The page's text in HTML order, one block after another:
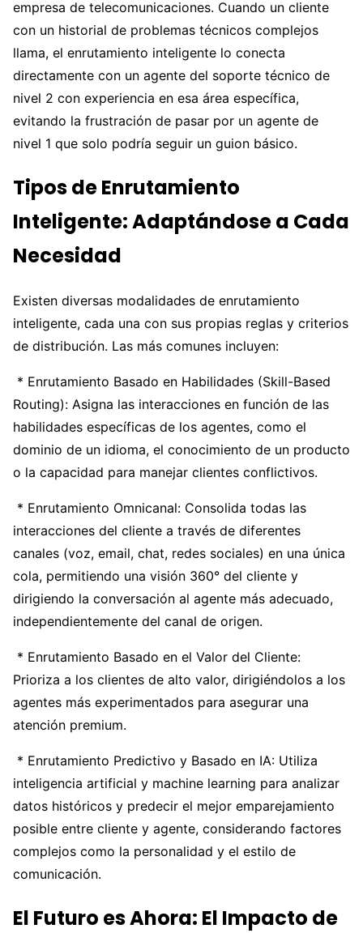
empresa de telecomunicaciones. Cuando un cliente
con un historial de problemas técnicos complejos
llama, el enrutamiento inteligente lo conecta
directamente con un agente del soporte técnico de
nivel 2 con experiencia en esa área específica,
evitando la frustración de pasar por un agente de
nivel 1 que solo podría seguir un guion básico.
Tipos de Enrutamiento
Inteligente: Adaptándose a Cada
Necesidad
Existen diversas modalidades de enrutamiento
inteligente, cada una con sus propias reglas y criterios
de distribución. Las más comunes incluyen:
* Enrutamiento Basado en Habilidades (Skill-Based
Routing): Asigna las interacciones en función de las
habilidades específicas de los agentes, como el
dominio de un idioma, el conocimiento de un producto
o la capacidad para manejar clientes conflictivos.
* Enrutamiento Omnicanal: Consolida todas las
interacciones del cliente a través de diferentes
canales (voz, email, chat, redes sociales) en una única
cola, permitiendo una visión 360° del cliente y
dirigiendo la conversación al agente más adecuado,
independientemente del canal de origen.
* Enrutamiento Basado en el Valor del Cliente:
Prioriza a los clientes de alto valor, dirigiéndolos a los
agentes más experimentados para asegurar una
atención premium.
* Enrutamiento Predictivo y Basado en IA: Utiliza
inteligencia artificial y machine learning para analizar
datos históricos y predecir el mejor emparejamiento
posible entre cliente y agente, considerando factores
complejos como la personalidad y el estilo de
comunicación.
El Futuro es Ahora: El Impacto de